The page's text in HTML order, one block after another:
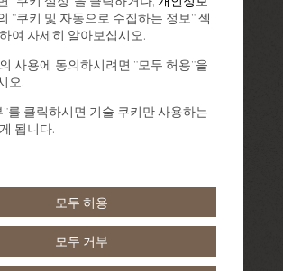
"쿠키 및 자동으로 수집하는 정보" 섹
여 자세히 알아보십시오.
사용에 동의하시려면 "모두 허용"을
오.
"를 클릭하시면 기술 쿠키만 사용하는
됩니다.
모두 허용
모두 거부